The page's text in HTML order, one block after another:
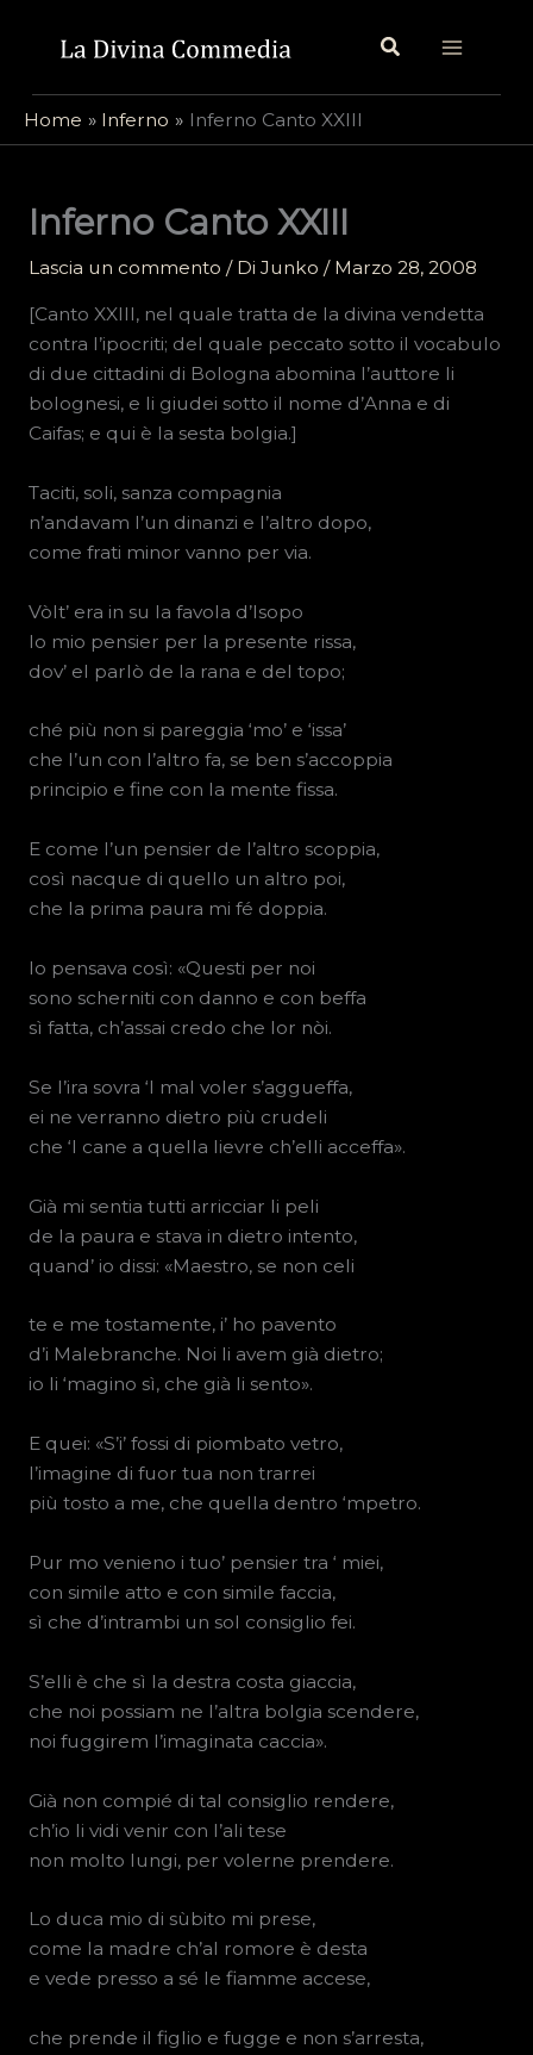
Cerca
Home Inferno Inferno Canto XXIII
Inferno Canto XXIII
Lascia un commento / Di Junko / Marzo 28, 2008
[Canto XXIII, nel quale tratta de la divina vendetta
contra l’ipocriti; del quale peccato sotto il vocabulo
di due cittadini di Bologna abomina l’auttore li
bolognesi, e li giudei sotto il nome d’Anna e di
Caifas; e qui è la sesta bolgia.]
Taciti, soli, sanza compagnia
n’andavam l’un dinanzi e l’altro dopo,
come frati minor vanno per via.
Vòlt’ era in su la favola d’Isopo
lo mio pensier per la presente rissa,
dov’ el parlò de la rana e del topo;
ché più non si pareggia ‘mo’ e ‘issa’
che l’un con l’altro fa, se ben s’accoppia
principio e fine con la mente fissa.
E come l’un pensier de l’altro scoppia,
così nacque di quello un altro poi,
che la prima paura mi fé doppia.
Io pensava così: «Questi per noi
sono scherniti con danno e con beffa
sì fatta, ch’assai credo che lor nòi.
Se l’ira sovra ‘l mal voler s’aggueffa,
ei ne verranno dietro più crudeli
che ‘l cane a quella lievre ch’elli acceffa».
Già mi sentia tutti arricciar li peli
de la paura e stava in dietro intento,
quand’ io dissi: «Maestro, se non celi
te e me tostamente, i’ ho pavento
d’i Malebranche. Noi li avem già dietro;
io li ‘magino sì, che già li sento».
E quei: «S’i’ fossi di piombato vetro,
l’imagine di fuor tua non trarrei
più tosto a me, che quella dentro ‘mpetro.
Pur mo venieno i tuo’ pensier tra ‘ miei,
con simile atto e con simile faccia,
sì che d’intrambi un sol consiglio fei.
S’elli è che sì la destra costa giaccia,
che noi possiam ne l’altra bolgia scendere,
noi fuggirem l’imaginata caccia».
Già non compié di tal consiglio rendere,
ch’io li vidi venir con l’ali tese
non molto lungi, per volerne prendere.
Lo duca mio di sùbito mi prese,
come la madre ch’al romore è desta
e vede presso a sé le fiamme accese,
che prende il figlio e fugge e non s’arresta,